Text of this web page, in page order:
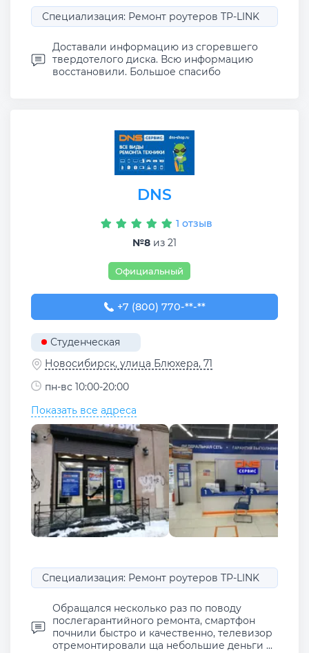
Специализация: Ремонт роутеров TP-LINK
Доставали информацию из сгоревшего
твердотелого диска. Всю информацию
восстановили. Большое спасибо
DNS
1 отзыв
№8 из 21
Официальный
+7 (800) 770-78-88
+7 (800) 770-**-**
Студенческая
Новосибирск, улица Блюхера, 71
пн-вс 10:00-20:00
Показать все адреса
Специализация: Ремонт роутеров TP-LINK
Обращался несколько раз по поводу
послегарантийного ремонта, смартфон
почнили быстро и качественно, телевизор
отремонтировали ща небольшие деньги ...